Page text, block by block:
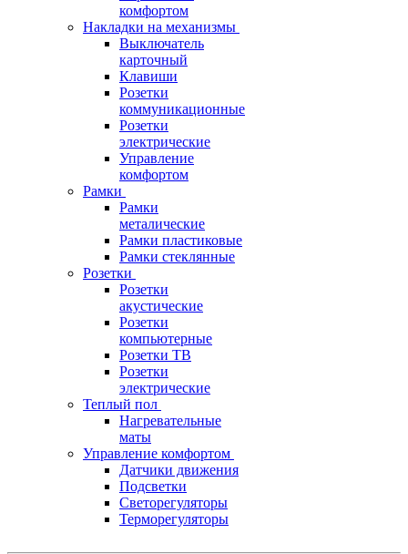
комфортом
Накладки на механизмы
Выключатель
карточный
Клавиши
Розетки
коммуникационные
Розетки
электрические
Управление
комфортом
Рамки
Рамки
металические
Рамки пластиковые
Рамки стеклянные
Розетки
Розетки
акустические
Розетки
компьютерные
Розетки ТВ
Розетки
электрические
Теплый пол
Нагревательные
маты
Управление комфортом
Датчики движения
Подсветки
Светорегуляторы
Терморегуляторы